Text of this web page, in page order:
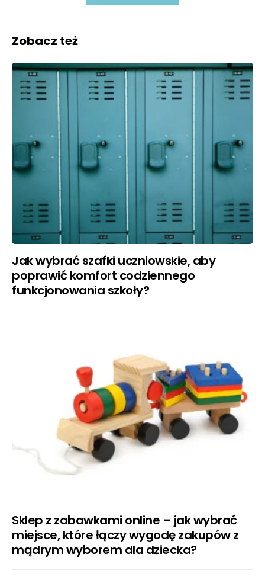
Zobacz też
Jak wybrać szafki uczniowskie, aby
poprawić komfort codziennego
funkcjonowania szkoły?
Sklep z zabawkami online – jak wybrać
miejsce, które łączy wygodę zakupów z
mądrym wyborem dla dziecka?